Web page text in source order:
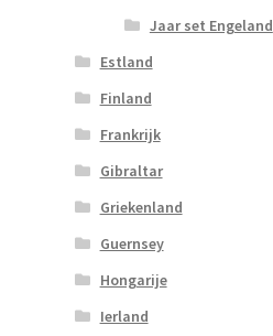
Jaar set Engeland
Estland
Finland
Frankrijk
Gibraltar
Griekenland
Guernsey
Hongarije
Ierland